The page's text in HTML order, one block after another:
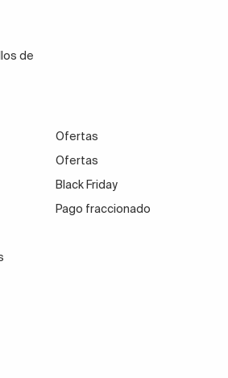
de
Ofertas
Ofertas
Black Friday
Pago fraccionado